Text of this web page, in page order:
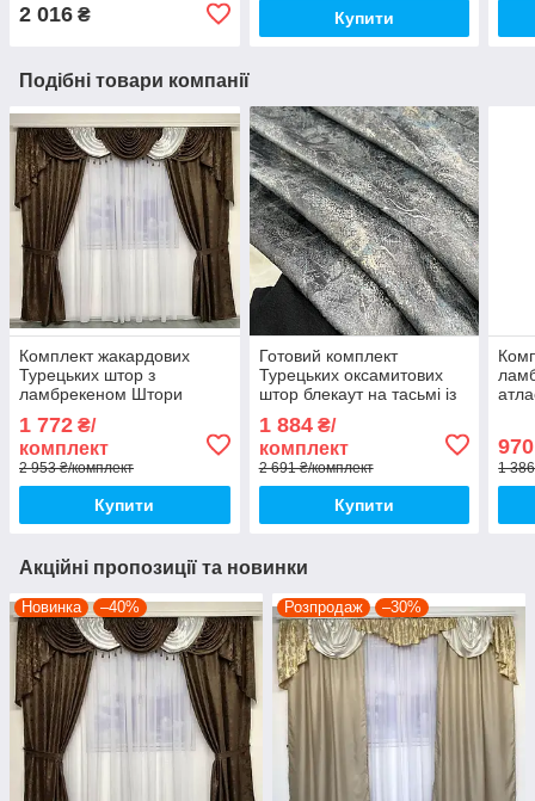
2 016 ₴ Купити
Подібні товари компанії
Комплект жакардових
Турецьких штор з
ламбрекеном Штори
150х270 см (2 шт.) Колір
— Коричневий
1 772 ₴/
комплект
2 953 ₴/комплект
Купити
Готовий комплект
Турецьких оксамитових
штор блекаут на тасьмі із
підхватами Розмір
150на270см Колір графіт
1 884₴/
комплект
2 691 ₴/комплект
Купити
970
1
Акційні пропозиції та новинки
Новинка –40% Розпродаж –30%